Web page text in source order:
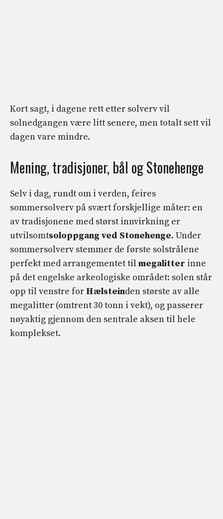
Kort sagt, i dagene rett etter solverv vil
solnedgangen være litt senere, men totalt sett vil
dagen vare mindre.
Mening, tradisjoner, bål og Stonehenge
Selv i dag, rundt om i verden, feires
sommersolverv på svært forskjellige måter: en
av tradisjonene med størst innvirkning er
utvilsomtsoloppgang ved Stonehenge. Under
sommersolverv stemmer de første solstrålene
perfekt med arrangementet til megalitter inne
på det engelske arkeologiske området: solen står
opp til venstre for Hælsteinden største av alle
megalitter (omtrent 30 tonn i vekt), og passerer
nøyaktig gjennom den sentrale aksen til hele
komplekset.